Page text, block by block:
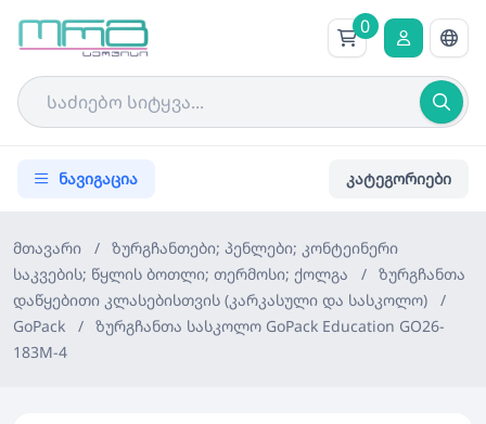
0
ნავიგაცია კატეგორიები
მთავარი /
ზურგჩანთები; პენლები; კონტეინერი
საკვების; წყლის ბოთლი; თერმოსი; ქოლგა
/
ზურგჩანთა
დაწყებითი კლასებისთვის (კარკასული და სასკოლო)
/
GoPack
/
ზურგჩანთა სასკოლო GoPack Education GO26-
183M-4